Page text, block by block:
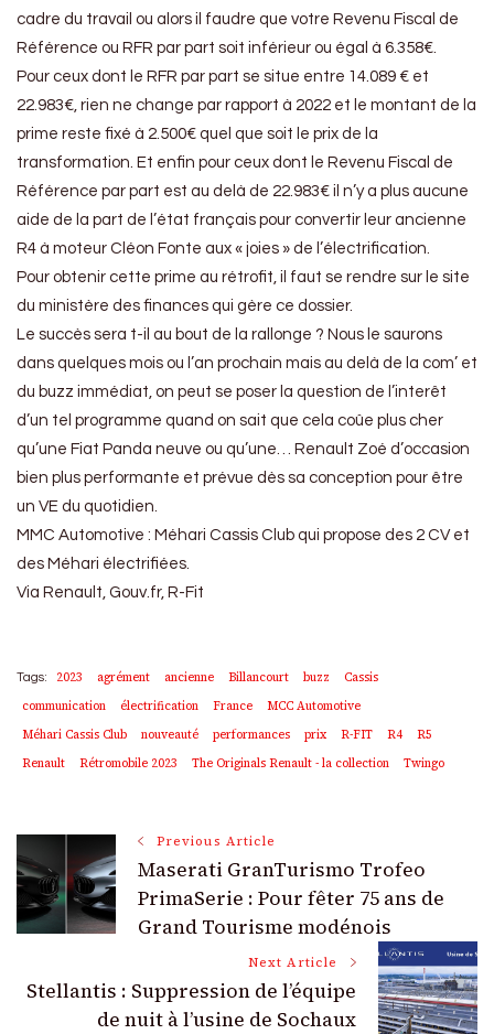
cadre du travail ou alors il faudre que votre Revenu Fiscal de
Référence ou RFR par part soit inférieur ou égal à 6.358€.
Pour ceux dont le RFR par part se situe entre 14.089 € et
22.983€, rien ne change par rapport à 2022 et le montant de la
prime reste fixé à 2.500€ quel que soit le prix de la
transformation. Et enfin pour ceux dont le Revenu Fiscal de
Référence par part est au delà de 22.983€ il n’y a plus aucune
aide de la part de l’état français pour convertir leur ancienne
R4 à moteur Cléon Fonte aux « joies » de l’électrification.
Pour obtenir cette prime au rétrofit, il faut se rendre sur le site
du ministère des finances qui gère ce dossier.
Le succès sera t-il au bout de la rallonge ? Nous le saurons
dans quelques mois ou l’an prochain mais au delà de la com’ et
du buzz immédiat, on peut se poser la question de l’interêt
d’un tel programme quand on sait que cela coûe plus cher
qu’une Fiat Panda neuve ou qu’une… Renault Zoé d’occasion
bien plus performante et prévue dès sa conception pour être
un VE du quotidien.
MMC Automotive : Méhari Cassis Club qui propose des 2 CV et
des Méhari électrifiées.
Via Renault, Gouv.fr, R-Fit
Tags: 2023 agrément ancienne Billancourt buzz
Cassis
communication
électrification France
MCC Automotive
Méhari Cassis Club
nouveauté performances prix R-FIT R4
R5
Renault
Rétromobile 2023 The Originals Renault - la collection Twingo
Post
Navigation
Previous Article
Maserati GranTurismo Trofeo
PrimaSerie : Pour fêter 75 ans de
Grand Tourisme modénois
Next Article
Stellantis : Suppression de l’équipe
de nuit à l’usine de Sochaux